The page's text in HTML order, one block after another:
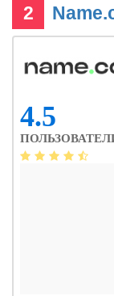
2
4.5